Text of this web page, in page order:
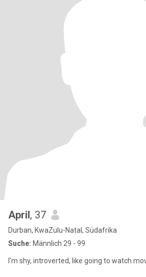
April, 37
Durban, KwaZulu-Natal, Südafrika
Suche: Männlich 29 - 99
I'm shy, introverted, like going to watch